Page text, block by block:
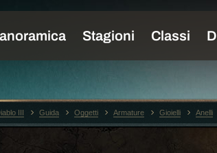
III Guida Oggetti Armature Gioielli Anelli